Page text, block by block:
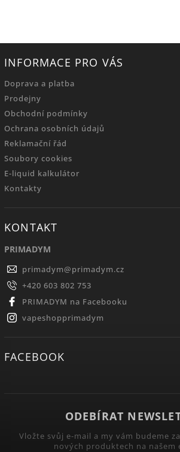
INFORMACE PRO VÁS
Doprava a platba
Prodejny
Obchodní podmínky
Ochrana osobních údajů
Reklamační řád
Soubory cookies
E-liquid kalkulátor
Kontakty
KONTAKT
PRIMADYM
primadym@primadym.cz
+420 603 802 753
PRIMADYM na Facebooku
vapeshopprimadym
FACEBOOK
ODEBÍRAT
Vložte svůj e-mail a my vám budeme
nových produktech na našem